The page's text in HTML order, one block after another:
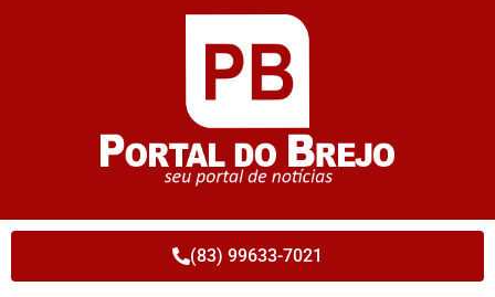
(83) 99633-7021